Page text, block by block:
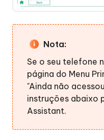
Nota:
Se o seu telefone
página do Menu
"Ainda não
instruções abaixo
Assistant.